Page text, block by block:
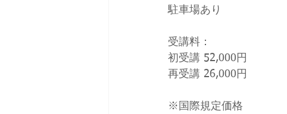
駐車場あり
受講料：
初受講 52,000円
再受講 26,000円
※国際規定価格